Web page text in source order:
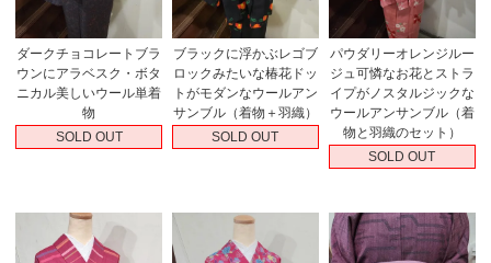
ダークチョコレートブラ
ウンにアラベスク・ボタ
ニカル美しいウール単着
物
SOLD OUT
ブラックに浮かぶレゴブ
ロックみたいな椿花ドッ
トがモダンなウールアン
サンブル（着物＋羽織）
SOLD OUT
パウダリーオレンジルー
ジュ可憐なお花とストラ
イプがノスタルジックな
ウールアンサンブル（着
物と羽織のセット）
SOLD OUT